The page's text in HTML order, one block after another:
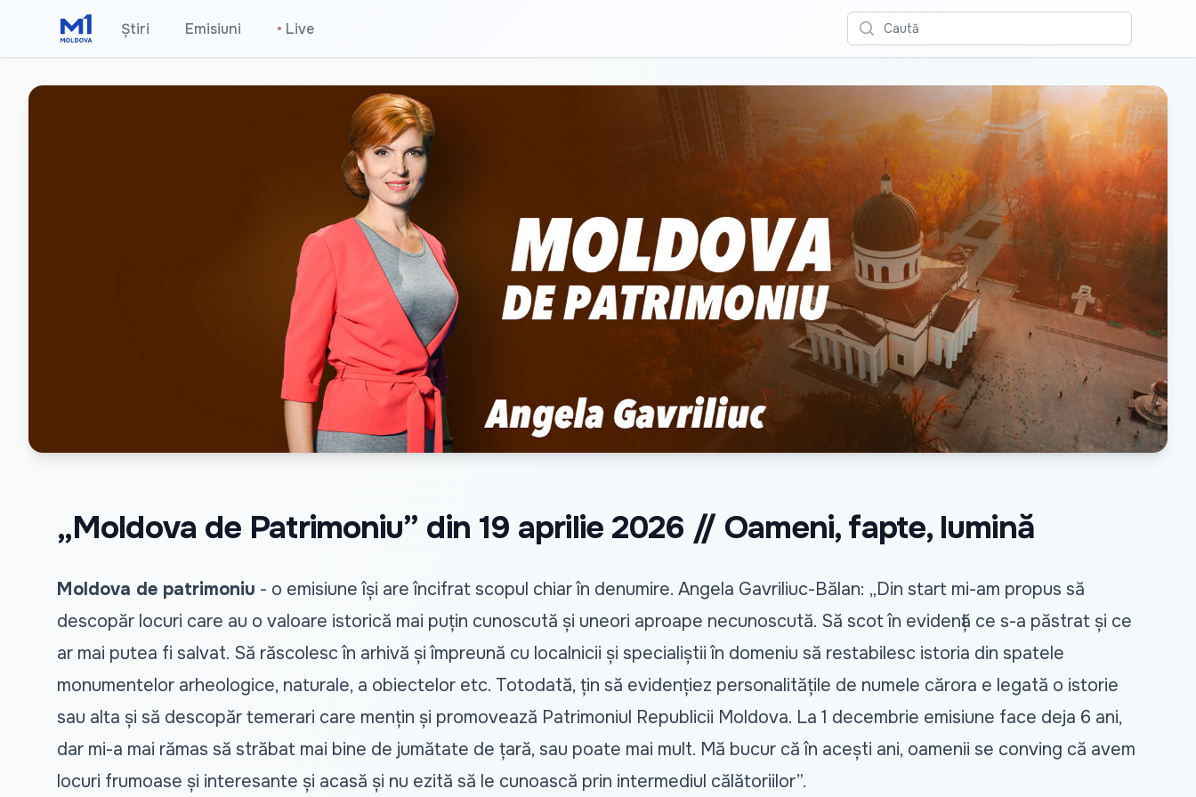
Știri Emisiuni • Live Caută
„Moldova de Patrimoniu” din 19 aprilie 2026 // Oameni, fapte, lumină
Moldova de patrimoniu - o emisiune își are încifrat scopul chiar în denumire. Angela Gavriliuc-Bălan: „Din start mi-am propus să
descopăr locuri care au o valoare istorică mai puțin cunoscută și uneori aproape necunoscută. Să scot în evidență ce s-a păstrat și ce
ar mai putea fi salvat. Să răscolesc în arhivă și împreună cu localnicii și specialiștii în domeniu să restabilesc istoria din spatele
monumentelor arheologice, naturale, a obiectelor etc. Totodată, țin să evidențiez personalitățile de numele cărora e legată o istorie
sau alta și să descopăr temerari care mențin și promovează Patrimoniul Republicii Moldova. La 1 decembrie emisiune face deja 6 ani,
dar mi-a mai rămas să străbat mai bine de jumătate de țară, sau poate mai mult. Mă bucur că în acești ani, oamenii se conving că avem
locuri frumoase și interesante și acasă și nu ezită să le cunoască prin intermediul călătoriilor”.